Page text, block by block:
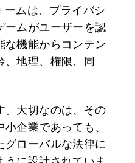
ムは、プライバシ
ームがユーザーを認
な機能からコンテン
地理、権限、同
。大切なのは、その
企業であっても、
グローバルな法律に